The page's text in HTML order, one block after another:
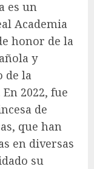
es un
Academia
honor de la
y
de la
2022, fue
de
que han
en diversas
su